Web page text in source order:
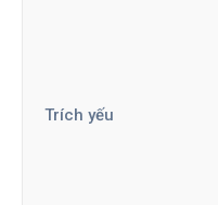
Trích yếu